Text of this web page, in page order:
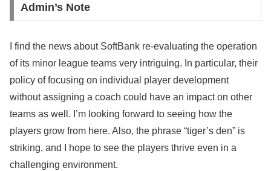
Admin’s Note
I find the news about SoftBank re-evaluating the operation
of its minor league teams very intriguing. In particular, their
policy of focusing on individual player development
without assigning a coach could have an impact on other
teams as well. I’m looking forward to seeing how the
players grow from here. Also, the phrase “tiger’s den” is
striking, and I hope to see the players thrive even in a
challenging environment.